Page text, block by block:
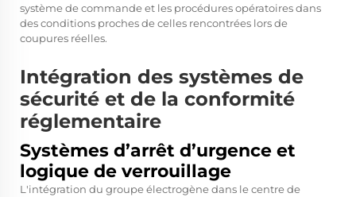
système de commande et les procédures opératoires dans
des conditions proches de celles rencontrées lors de
coupures réelles.
Intégration des systèmes de
sécurité et de la conformité
réglementaire
Systèmes d’arrêt d’urgence et
logique de verrouillage
L'intégration du groupe électrogène dans le centre de